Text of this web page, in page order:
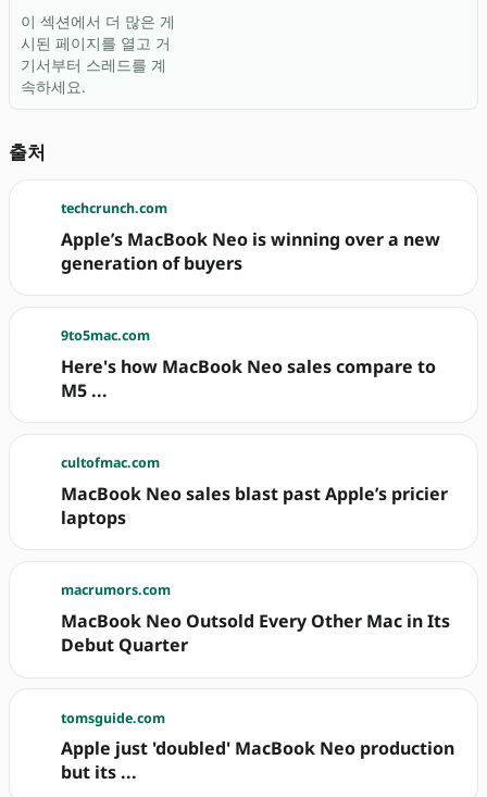
이 섹션에서 더 많은 게
시된 페이지를 열고 거
기서부터 스레드를 계
속하세요.
출처
techcrunch.com
Apple’s MacBook Neo is winning over a new
generation of buyers
9to5mac.com
Here's how MacBook Neo sales compare to
M5 ...
cultofmac.com
MacBook Neo sales blast past Apple’s pricier
laptops
macrumors.com
MacBook Neo Outsold Every Other Mac in Its
Debut Quarter
tomsguide.com
Apple just 'doubled' MacBook Neo production
but its ...